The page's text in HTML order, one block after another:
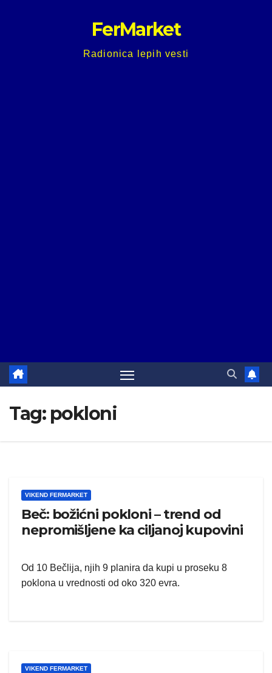
FerMarket
Radionica lepih vesti
Tag: pokloni
VIKEND FERMARKET
Beč: božićni pokloni – trend od
nepromišljene ka ciljanoj kupovini
Od 10 Bečlija, njih 9 planira da kupi u proseku 8
poklona u vrednosti od oko 320 evra.
VIKEND FERMARKET